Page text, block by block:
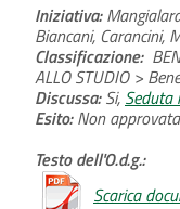
Iniziativa:
Biancani, Carancini,
Classificazione:
ALLO STUDIO >
Discussa:Si,
Esito:Non approvata
Testo dell'O.d.g.:
Scarica